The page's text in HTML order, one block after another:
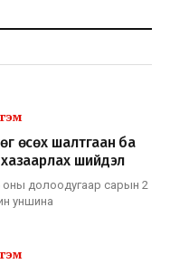
өсөх шалтгаан ба
шийдэл
оны долоодугаар сарын 2
уншина